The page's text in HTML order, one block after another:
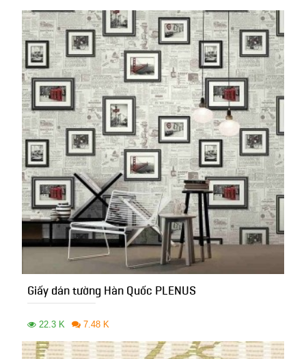
Giấy dán tường Hàn Quốc PLENUS
22.3 K 7.48 K